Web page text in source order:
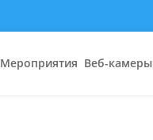
Мероприятия Веб-камеры